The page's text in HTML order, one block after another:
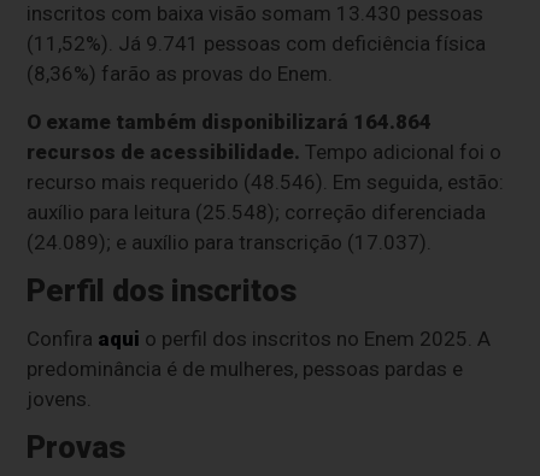
inscritos com baixa visão somam 13.430 pessoas
(11,52%). Já 9.741 pessoas com deficiência física
(8,36%) farão as provas do Enem.
O exame também disponibilizará 164.864
recursos de acessibilidade. Tempo adicional foi o
recurso mais requerido (48.546). Em seguida, estão:
auxílio para leitura (25.548); correção diferenciada
(24.089); e auxílio para transcrição (17.037).
Perfil dos inscritos
Confira aqui o perfil dos inscritos no Enem 2025. A
predominância é de mulheres, pessoas pardas e
jovens.
Provas